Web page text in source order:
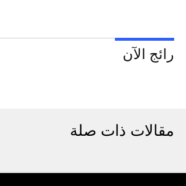
رائج الآن
مقالات ذات صلة